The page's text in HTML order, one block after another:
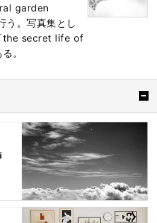
garden
う。写真集とし
the secret life of
。